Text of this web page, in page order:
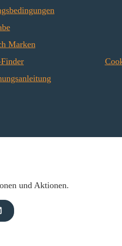
Marken
und Aktionen.